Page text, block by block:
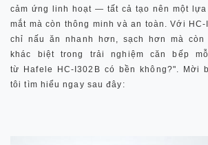
cảm ứng linh hoạt — tất cả tạo nên một lựa
mắt mà còn thông minh và an toàn. Với
chỉ nấu ăn nhanh hơn, sạch hơn mà
khác biệt trong trải nghiệm căn bếp
từ Hafele HC-I302B có bền không?". Mời
tôi tìm hiểu ngay sau đây: